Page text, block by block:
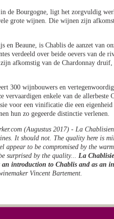
de Bourgogne, ligt het zorgvuldig
grote wijnen. Die wijnen zijn
en Beaune, is Chablis de aanzet van
verdeeld over beide oevers van de
afkomstig van de Chardonnay
300 wijnbouwers en
vervaardigen enkele van de
voor een vinificatie die een
hun zo gegeerde distinctie verlenen.
(Augustus 2017) - La
It should not. The quality here is
appear to be compromised by the
surprised by the quality... La
an introduction to Chablis and as an
Vincent Bartement.